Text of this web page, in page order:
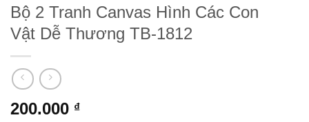
Bộ 2 Tranh Canvas Hình Các Con
Vật Dễ Thương TB-1812
200.000 ₫